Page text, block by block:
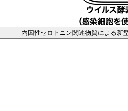
内因性セロトニン関連物質による新